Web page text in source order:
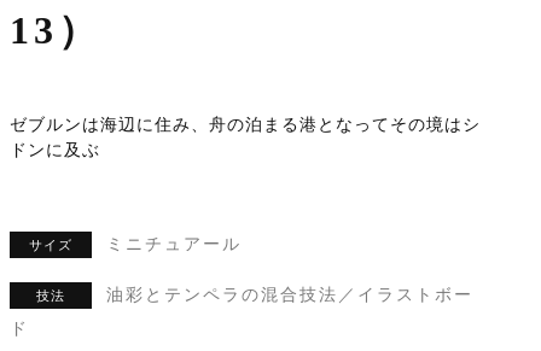
13）
ゼブルンは海辺に住み、舟の泊まる港となってその境はシ
ドンに及ぶ
サイズ ミニチュアール
技法
油彩とテンペラの混合技法／イラストボー
ド